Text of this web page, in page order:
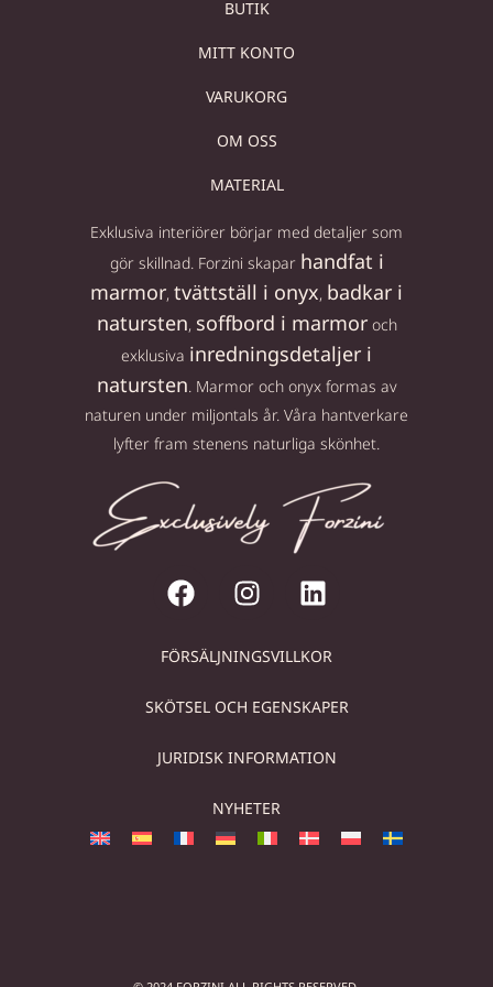
BUTIK
MITT KONTO
VARUKORG
OM OSS
MATERIAL
Exklusiva interiörer börjar med detaljer som
gör skillnad. Forzini skapar handfat i
marmor, tvättställ i onyx, badkar i
natursten, soffbord i marmoroch
exklusiva inredningsdetaljer i
natursten. Marmor och onyx formas av
naturen under miljontals år. Våra hantverkare
lyfter fram stenens naturliga skönhet.
FÖRSÄLJNINGSVILLKOR
SKÖTSEL OCH EGENSKAPER
JURIDISK INFORMATION
NYHETER